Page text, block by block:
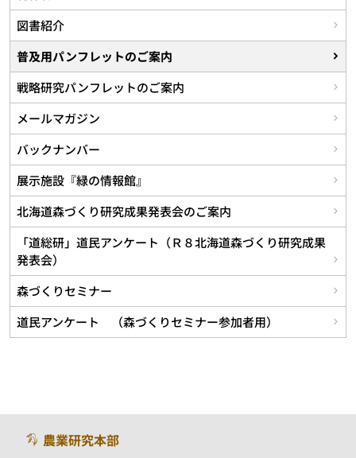
図書紹介
普及用パンフレットのご案内
戦略研究パンフレットのご案内
メールマガジン
バックナンバー
展示施設『緑の情報館』
北海道森づくり研究成果発表会のご案内
「道総研」道民アンケート（Ｒ８北海道森づくり研究成果
発表会）
森づくりセミナー
道民アンケート （森づくりセミナー参加者用）
農業研究本部